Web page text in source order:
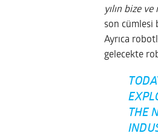
yılın bize
son cümlesi
Ayrıca
gelecekte
THE